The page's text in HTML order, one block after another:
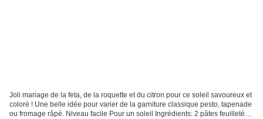
Joli mariage de la feta, de la roquette et du citron pour ce soleil savoureux et
coloré ! Une belle idée pour varier de la garniture classique pesto, tapenade
ou fromage râpé. Niveau facile Pour un soleil Ingrédients: 2 pâtes feuilletées